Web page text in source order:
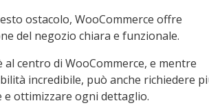
ostacolo, WooCommerce offre
del negozio chiara e funzionale.
al centro di WooCommerce, e mentre
incredibile, può anche richiedere
ottimizzare ogni dettaglio.